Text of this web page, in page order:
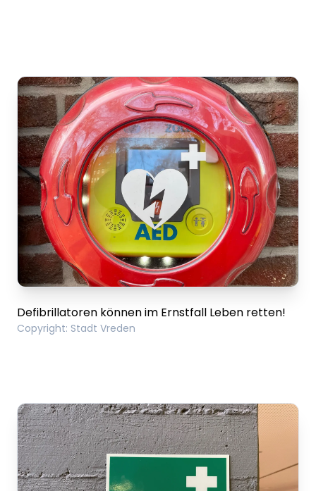
Defibrillatoren können im Ernstfall Leben retten!
Copyright: Stadt Vreden